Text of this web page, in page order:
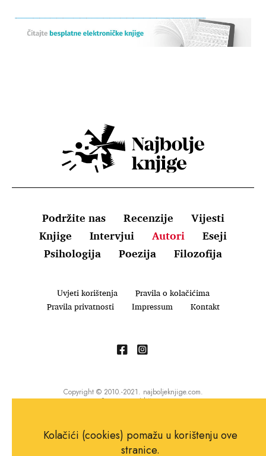
Podržite nas Recenzije
Vijesti
Knjige
Intervjui Autori
Eseji
Psihologija
Poezija Filozofija
Uvjeti korištenja
Pravila o kolačićima
Pravila privatnosti
Impressum Kontakt
Copyright © 2010.-2021. najboljeknjige.com.
Sva prava pridržana.
Kolačići (cookies) pomažu u korištenju ove
stranice.